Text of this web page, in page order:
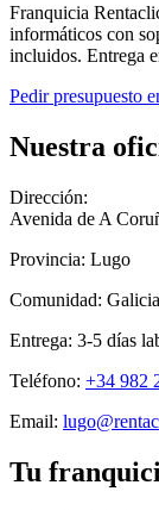
Franquicia
informáticos con
incluidos. Entrega
Pedir presupuesto
Nuestra
Dirección:
Avenida de A
Provincia: Lugo
Comunidad: Galicia
Entrega: 3-5 días
Teléfono: +34 982
Email:
Tu